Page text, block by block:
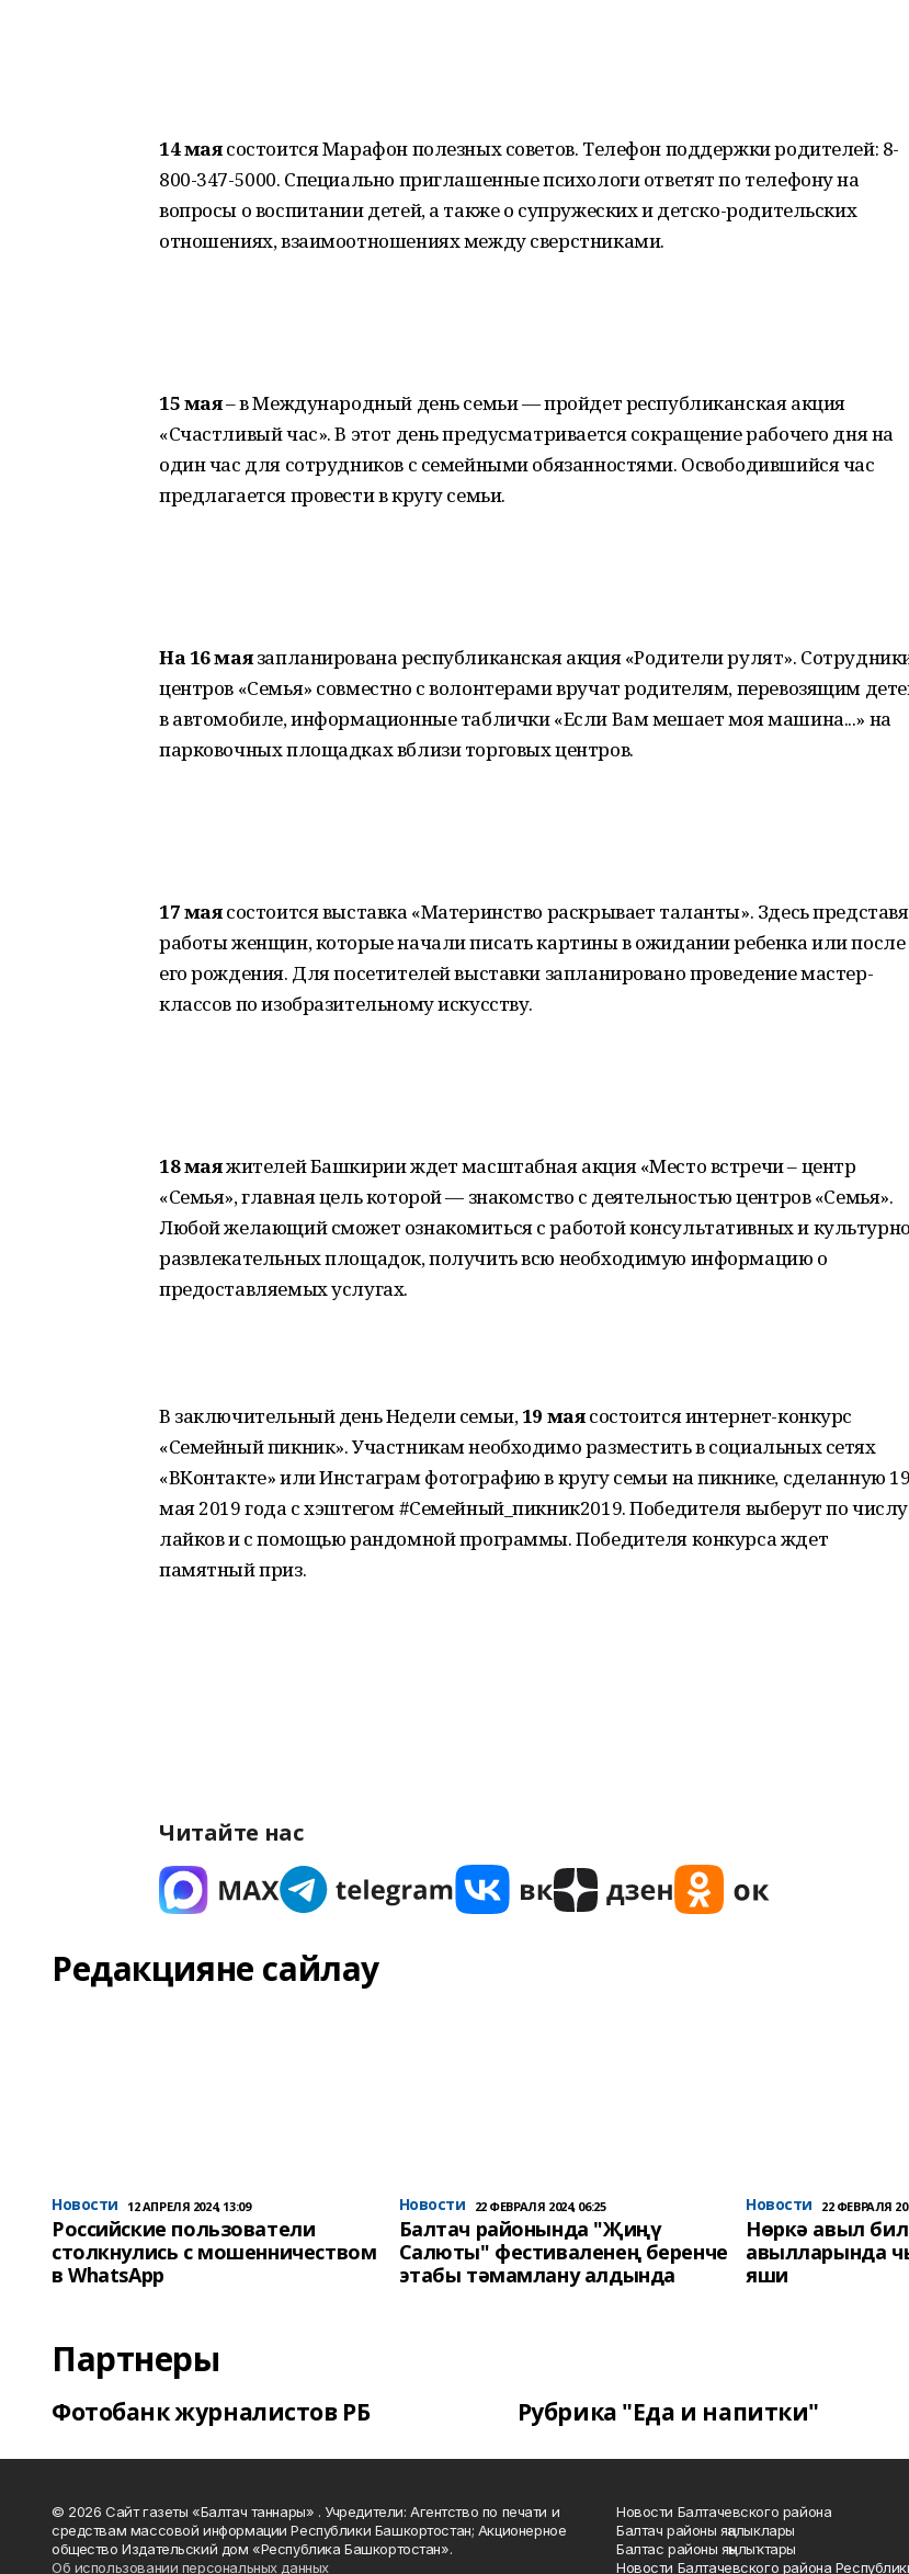
14 маясостоится Марафон полезных советов. Телефон поддержки родителей: 8-
800-347-5000. Специально приглашенные психологи ответят по телефону на
вопросы о воспитании детей, а также о супружеских и детско-родительских
отношениях, взаимоотношениях между сверстниками.
15 мая– в Международный день семьи — пройдет республиканская акция
«Счастливый час». В этот день предусматривается сокращение рабочего дня на
один час для сотрудников с семейными обязанностями. Освободившийся час
предлагается провести в кругу семьи.
На 16 маязапланирована республиканская акция «Родители рулят».
центров «Семья» совместно с волонтерами вручат родителям, перевозящим
в автомобиле, информационные таблички «Если Вам мешает моя машина...» на
парковочных площадках вблизи торговых центров.
17 маясостоится выставка «Материнство раскрывает таланты». Здесь
работы женщин, которые начали писать картины в ожидании ребенка или после
его рождения. Для посетителей выставки запланировано проведение мастер-
классов по изобразительному искусству.
18 маяжителей Башкирии ждет масштабная акция «Место встречи – центр
«Семья», главная цель которой — знакомство с деятельностью центров «Семья».
Любой желающий сможет ознакомиться с работой консультативных и
развлекательных площадок, получить всю необходимую информацию о
предоставляемых услугах.
В заключительный день Недели семьи,19 маясостоится интернет-конкурс
«Семейный пикник». Участникам необходимо разместить в социальных сетях
«ВКонтакте» или Инстаграм фотографию в кругу семьи на пикнике, сделанную 19
мая 2019 года с хэштегом #Семейный_пикник2019. Победителя выберут по числу
лайков и с помощью рандомной программы. Победителя конкурса ждет
памятный приз.
Читайте нас
Редакцияне сайлау
Новости 12 АПРЕЛЯ 2024, 13:09
Российские пользователи
столкнулись с мошенничеством
в WhatsApp
Новости 22 ФЕВРАЛЯ 2024, 06:25
Балтач районында "Җиңү
Салюты" фестиваленең беренче
этабы тәмамлану алдында
Новости 22 ФЕВРАЛЯ
Нөркә авыл
авылларында
яши
Партнеры
Фотобанк журналистов РБ Рубрика "Еда и напитки"
© 2026 Сайт газеты «Балтач таннары» . Учредители: Агентство по печати и
средствам массовой информации Республики Башкортостан; Акционерное
общество Издательский дом «Республика Башкортостан».
Об использовании персональных данных
Новости Балтачевского района
Балтач районы яңалыклары
Балтас районы яңылыҡтары
Новости Балтачевского района